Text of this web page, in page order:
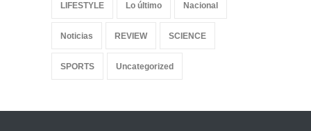
LIFESTYLE Lo último Nacional
Noticias REVIEW SCIENCE
SPORTS Uncategorized